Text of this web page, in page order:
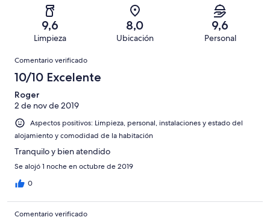
puntuación
puntuación
puntuación
Normal
una
puntuación
Mediocre
una
puntuación
de
9,6
Limpieza
8,0
Ubicación
9,6
Personal
Comentarios
Comentario verificado
10/10 Excelente
Roger
2 de nov de 2019
Aspectos positivos: Limpieza, personal, instalaciones y estado del
alojamiento y comodidad de la habitación
Tranquilo y bien atendido
Se alojó 1 noche en octubre de 2019
0
Comentario verificado